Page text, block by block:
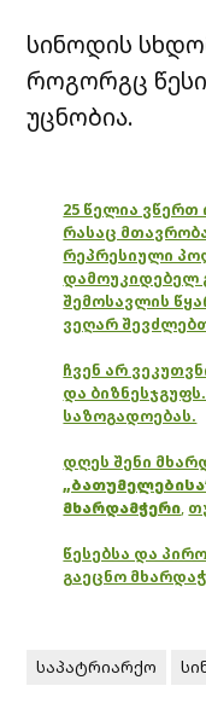
სინოდის
როგორგც
უცნობია.
25 წელია ვწერთ
რასაც
რეპრესიული
დამოუკიდებელ
შემოსავლის
ვეღარ
ჩვენ არ
და
საზოგადოებას.
დღეს შენი
მხარდამჭერი,
წესებსა და
გაეცნო
საპატრიარქო